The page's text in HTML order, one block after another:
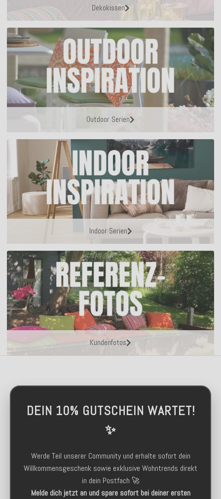
Dekokissen
Outdoor Serien
Indoor Serien
Kundenfotos
DEIN 10% GUTSCHEIN WARTET!
✨
Werde Teil unserer Community und erhalte sofort dein
Willkommensgeschenk sowie exklusive Wohntrends direkt
in dein Postfach 🚀
Melde dich jetzt an und spare sofort bei deiner ersten